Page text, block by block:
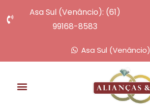
Asa Sul (Venâncio): (61)
99168-8583
Asa Sul (Venâncio)